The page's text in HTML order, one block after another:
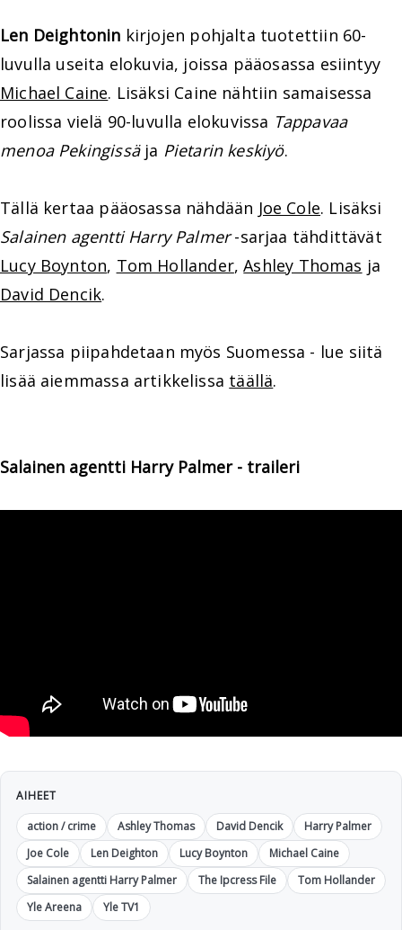
Len Deightonin kirjojen pohjalta tuotettiin 60-
luvulla useita elokuvia, joissa pääosassa esiintyy
Michael Caine. Lisäksi Caine nähtiin samaisessa
roolissa vielä 90-luvulla elokuvissa Tappavaa
menoa Pekingissäja Pietarin keskiyö.
Tällä kertaa pääosassa nähdään Joe Cole. Lisäksi
Salainen agentti Harry Palmer-sarjaa tähdittävät
Lucy Boynton, Tom Hollander,Ashley Thomas ja
David Dencik.
Sarjassa piipahdetaan myös Suomessa - lue siitä
lisää aiemmassa artikkelissa täällä.
Salainen agentti Harry Palmer - traileri
AIHEET
action / crime
Ashley Thomas David Dencik
Harry Palmer
Joe Cole
Len Deighton Lucy Boynton
Michael Caine
Salainen agentti Harry Palmer
The Ipcress File
Tom Hollander
Yle Areena
Yle TV1